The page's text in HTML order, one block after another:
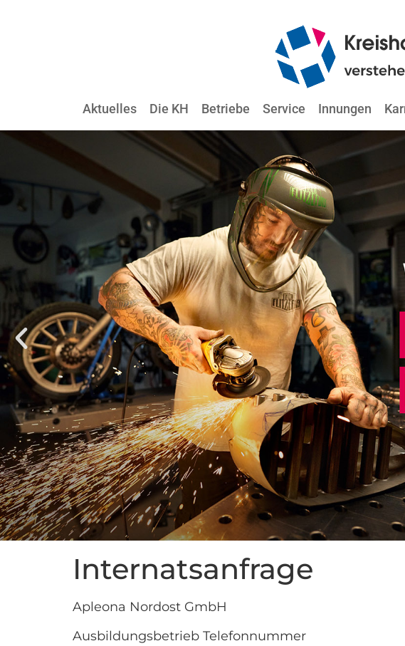
Aktuelles Die KH Betriebe Service Innungen
Internatsanfrage
Apleona Nordost GmbH
Ausbildungsbetrieb Telefonnummer